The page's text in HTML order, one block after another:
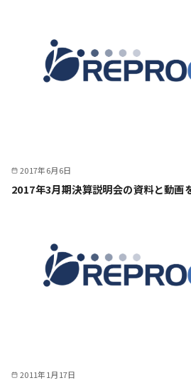
2017年6月6日
2017年3月期決算説明会の資料と動画
2011年1月17日